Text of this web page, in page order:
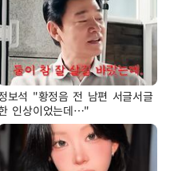
보석 "황정음 전 남편 서글서글
인상이었는데…"